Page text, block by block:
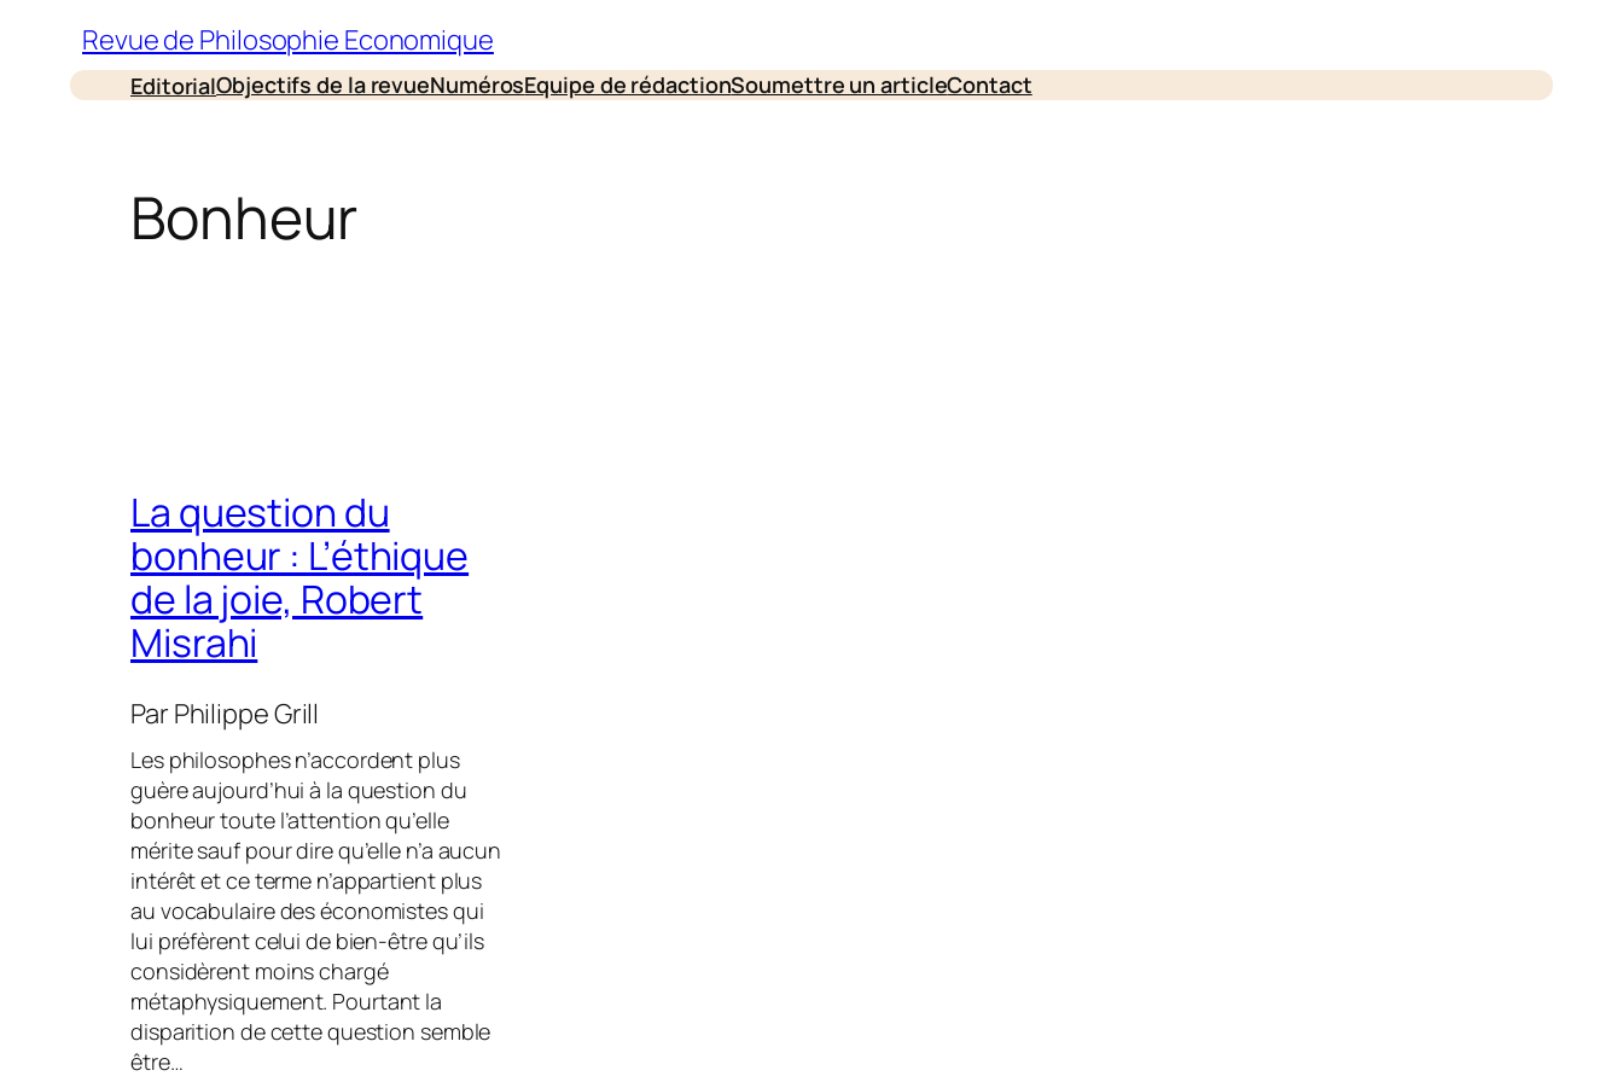
contenu
Revue de Philosophie Economique
EditorialObjectifs de la revueNumérosEquipe de rédactionSoumettre un articleContact
Bonheur
La question du
bonheur : L’éthique
de la joie, Robert
Misrahi
Par Philippe Grill
Les philosophes n’accordent plus
guère aujourd’hui à la question du
bonheur toute l’attention qu’elle
mérite sauf pour dire qu’elle n’a aucun
intérêt et ce terme n’appartient plus
au vocabulaire des économistes qui
lui préfèrent celui de bien-être qu’ils
considèrent moins chargé
métaphysiquement. Pourtant la
disparition de cette question semble
être…